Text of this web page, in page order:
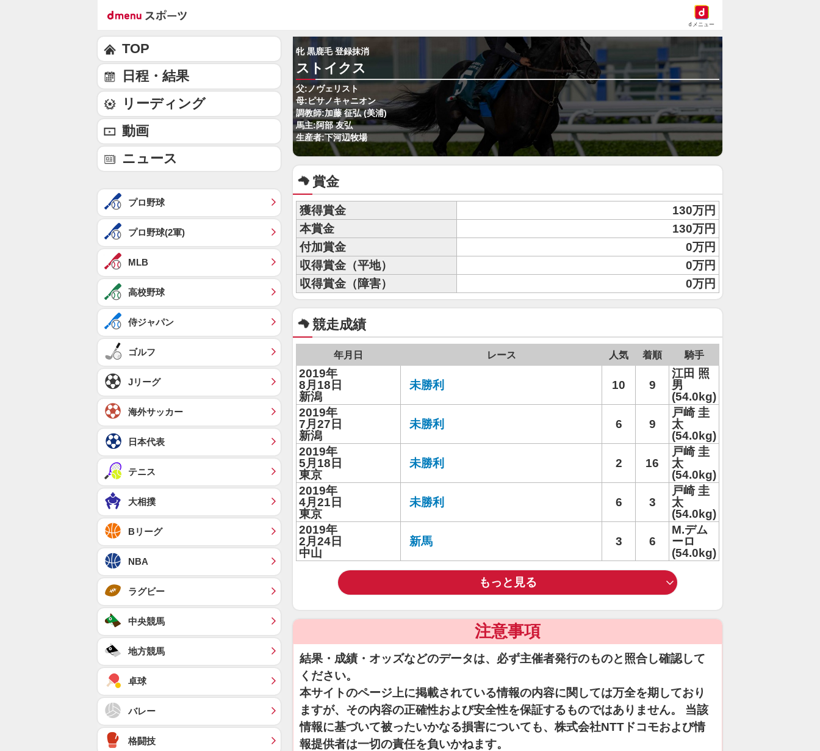
dメニュー
牝 黒鹿毛 登録抹消
ストイクス
父:ノヴェリスト
母:ピサノキャニオン
調教師:加藤 征弘 (美浦)
馬主:阿部 友弘
生産者:下河辺牧場
賞金
獲得賞金
130万円
本賞金
130万円
付加賞金
0万円
収得賞金（平地）
0万円
収得賞金（障害）
0万円
競走成績
年月日 レース 人気 着順 騎手
2019年
8月18日
新潟
未勝利 10 9
江田 照
男
(54.0kg)
2019年
7月27日
新潟
未勝利 6 9
戸崎 圭
太
(54.0kg)
2019年
5月18日
東京
未勝利 2 16
戸崎 圭
太
(54.0kg)
2019年
4月21日
東京
未勝利 6 3
戸崎 圭
太
(54.0kg)
2019年
2月24日
中山
新馬 3 6
M.デム
ーロ
(54.0kg)
もっと見る
注意事項
結果・成績・オッズなどのデータは、必ず主催者発行のものと照合し確認して
ください。
本サイトのページ上に掲載されている情報の内容に関しては万全を期しており
ますが、その内容の正確性および安全性を保証するものではありません。 当該
情報に基づいて被ったいかなる損害についても、株式会社NTTドコモおよび情
報提供者は一切の責任を負いかねます。
TOP
日程・結果
リーディング
動画
ニュース
プロ野球
プロ野球(2軍)
MLB
高校野球
侍ジャパン
ゴルフ
Jリーグ
海外サッカー
日本代表
テニス
大相撲
Bリーグ
NBA
ラグビー
中央競馬
地方競馬
卓球
バレー
格闘技